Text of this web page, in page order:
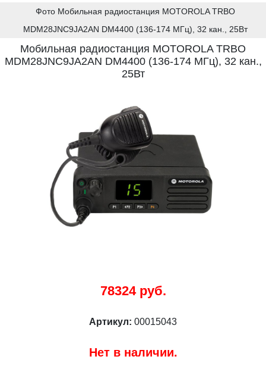
Фото Мобильная радиостанция MOTOROLA TRBO
MDM28JNC9JA2AN DM4400 (136-174 МГц), 32 кан., 25Вт
Мобильная радиостанция MOTOROLA TRBO
MDM28JNC9JA2AN DM4400 (136-174 МГц), 32 кан.,
25Вт
78324 руб.
Артикул: 00015043
Нет в наличии.